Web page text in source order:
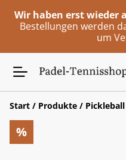
Wir haben erst wieder
Bestellungen werden
um
Start / Produkte / Pickleball
%